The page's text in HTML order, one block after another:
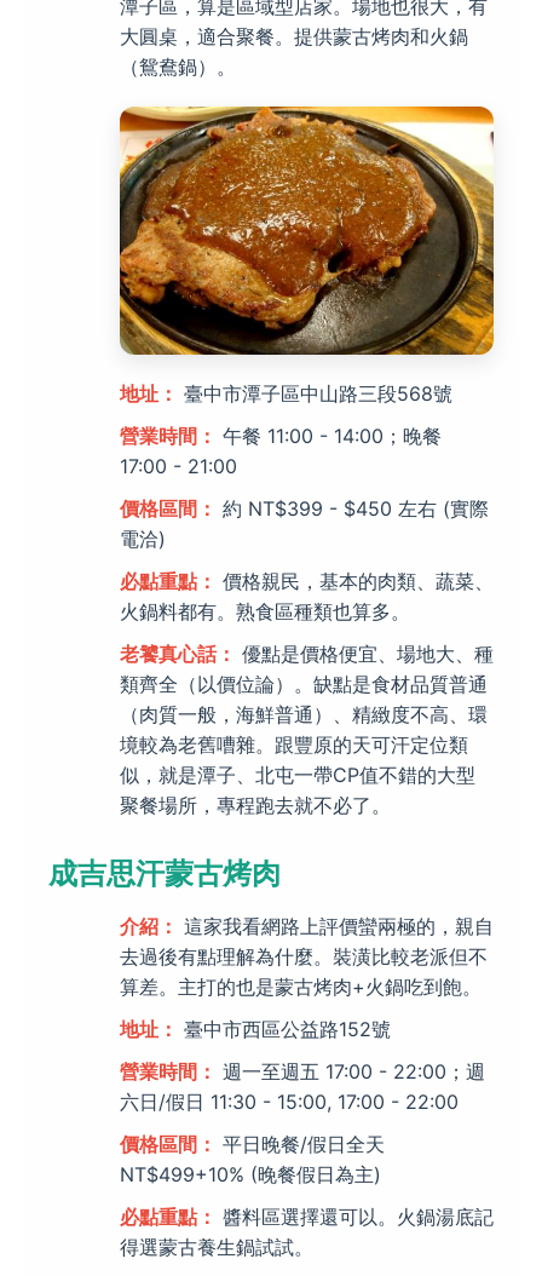
潭子區，算是區域型店家。場地也很大，有
大圓桌，適合聚餐。提供蒙古烤肉和火鍋
（鴛鴦鍋）。
地址： 臺中市潭子區中山路三段568號
營業時間： 午餐 11:00 - 14:00；晚餐
17:00 - 21:00
價格區間： 約 NT$399 - $450 左右 (實際
電洽)
必點重點： 價格親民，基本的肉類、蔬菜、
火鍋料都有。熟食區種類也算多。
老饕真心話： 優點是價格便宜、場地大、種
類齊全（以價位論）。缺點是食材品質普通
（肉質一般，海鮮普通）、精緻度不高、環
境較為老舊嘈雜。跟豐原的天可汗定位類
似，就是潭子、北屯一帶CP值不錯的大型
聚餐場所，專程跑去就不必了。
成吉思汗蒙古烤肉
介紹： 這家我看網路上評價蠻兩極的，親自
去過後有點理解為什麼。裝潢比較老派但不
算差。主打的也是蒙古烤肉+火鍋吃到飽。
地址： 臺中市西區公益路152號
營業時間： 週一至週五 17:00 - 22:00；週
六日/假日 11:30 - 15:00, 17:00 - 22:00
價格區間： 平日晚餐/假日全天
NT$499+10% (晚餐假日為主)
必點重點： 醬料區選擇還可以。火鍋湯底記
得選蒙古養生鍋試試。